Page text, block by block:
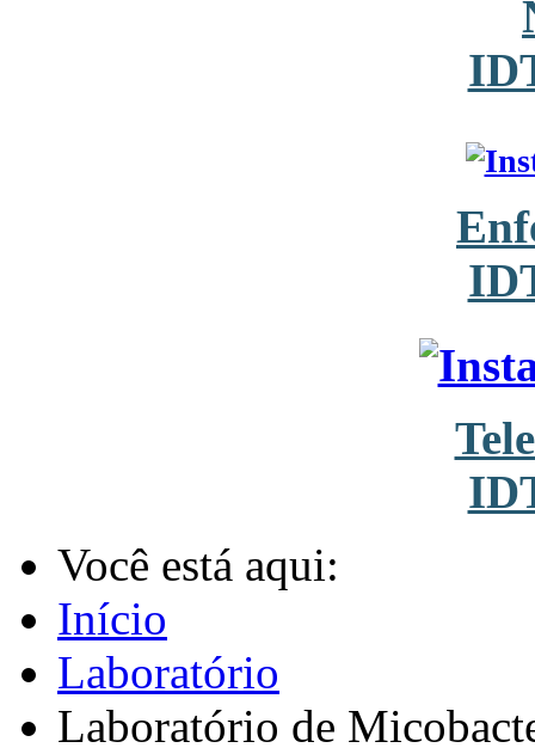
Você está aqui:
Início
Laboratório
Laboratório de